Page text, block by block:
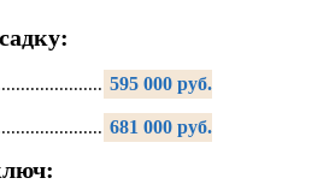
595 000 руб.
681 000 руб.